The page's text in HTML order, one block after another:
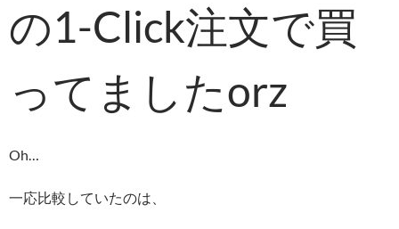
の1-Click注文で買
ってましたorz
Oh…
一応比較していたのは、